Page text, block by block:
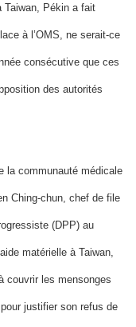
Taiwan, Pékin a fait
à l’OMS, ne serait-ce
consécutive que ces
des autorités
la communauté médicale
Ching-chun, chef de file
(DPP) au
matérielle à Taiwan,
couvrir les mensonges
justifier son refus de